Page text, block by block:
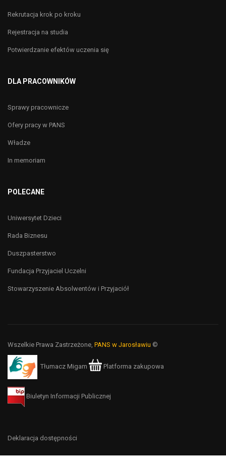
Rekrutacja krok po kroku
Rejestracja na studia
Potwierdzanie efektów uczenia się
DLA PRACOWNIKÓW
Sprawy pracownicze
Ofery pracy w PANS
Władze
In memoriam
POLECANE
Uniwersytet Dzieci
Rada Biznesu
Duszpasterstwo
Fundacja Przyjaciel Uczelni
Stowarzyszenie Absolwentów i Przyjaciół
Wszelkie Prawa Zastrzeżone, PANS w Jarosławiu ©
Tłumacz Migam Platforma zakupowa
Biuletyn Informacji Publicznej
Deklaracja dostępności